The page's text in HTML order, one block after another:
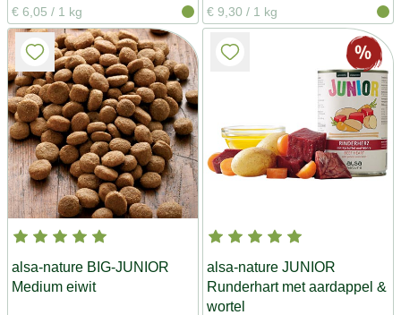
€ 6,05 / 1 kg € 9,30 / 1 kg
alsa-nature BIG-JUNIOR
Medium eiwit
alsa-nature JUNIOR
Runderhart met aardappel &
wortel